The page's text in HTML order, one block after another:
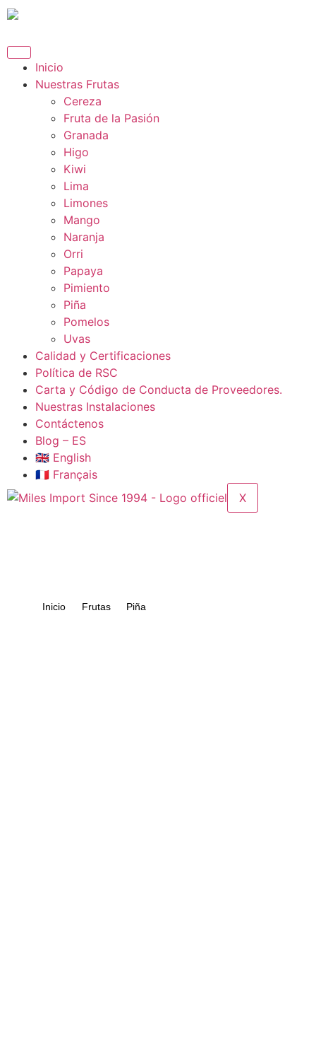
content
Inicio
Nuestras Frutas​
Cereza​
Fruta de la Pasión
Granada
Higo​
Kiwi
Lima
Limones​
Mango
Naranja
Orri
Papaya
Pimiento
Piña​
Pomelos​
Uvas
Calidad y Certificaciones
Política de RSC
Carta y Código de Conducta de Proveedores.
Nuestras Instalaciones
Contáctenos​
Blog – ES
🇬🇧 English
🇫🇷 Français
X
Inicio Frutas Piña